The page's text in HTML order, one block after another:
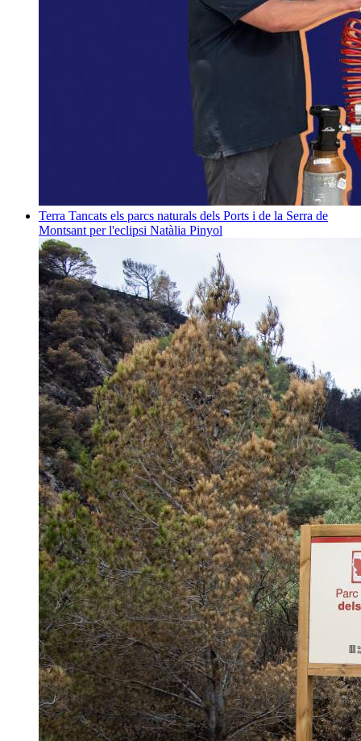
Terra Tancats els parcs naturals dels Ports i de la Serra de
Montsant per l'eclipsi Natàlia Pinyol